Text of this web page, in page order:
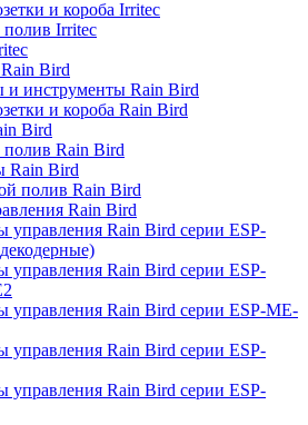
и короба Irritec
Irritec
Bird
и инструменты Rain Bird
и короба Rain Bird
Bird
Rain Bird
Rain Bird
полив Rain Bird
Rain Bird
управления Rain Bird серии ESP-
управления Rain Bird серии ESP-
управления Rain Bird серии ESP-ME-
управления Rain Bird серии ESP-
управления Rain Bird серии ESP-